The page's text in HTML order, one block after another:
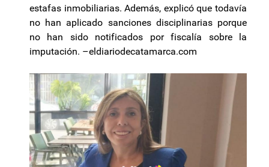
estafas inmobiliarias. Además, explicó que todavía
no han aplicado sanciones disciplinarias porque
no han sido notificados por fiscalía sobre la
imputación. –eldiariodecatamarca.com